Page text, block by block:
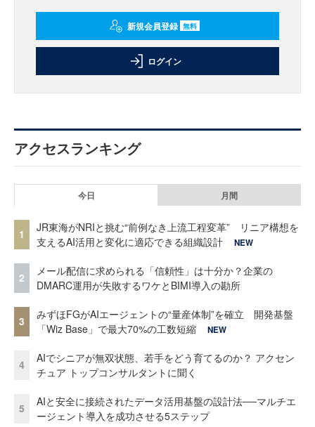
新規会員登録 無料
ログイン
アクセスランキング
今日 月間
1
JR東海がNRIと挑む“前例なき上流工程変革” リニア構想を
支えるAI活用と変化に適応できる組織設計
NEW
2
メール配信に求められる「信頼性」は十分か？企業の
DMARC運用が失敗するワケとBIMI導入の勘所
3
みずほFGがAIエージェントの“量産体制”を確立 開発基盤
「Wiz Base」で最大70%の工数短縮
NEW
4
AIでシニアが無双状態、若手をどう育てるのか？ アクセン
チュア トップコンサルタントに聞く
5
AIと安全に接続されたデータ活用基盤の設計法──マルチエ
ージェント導入を成功させる5ステップ